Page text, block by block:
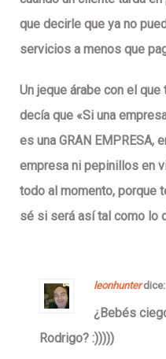
que decirle que ya no
servicios a menos que
Un jeque árabe con el
decía que «Si una
es una GRAN EMPRESA,
empresa ni pepinillos en
todo al momento, porque
sé si será así tal como lo
leonhunter dice:
¿Bebés
Rodrigo? :)))))